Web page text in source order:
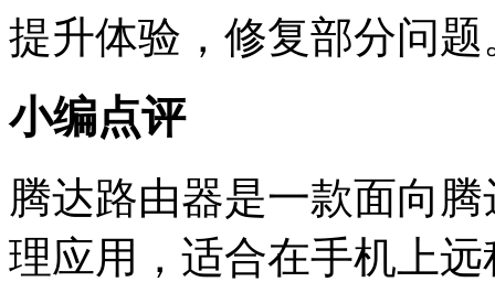
提升体验，修复部分问题
小编点评
腾达路由器是一款面向
理应用，适合在手机上